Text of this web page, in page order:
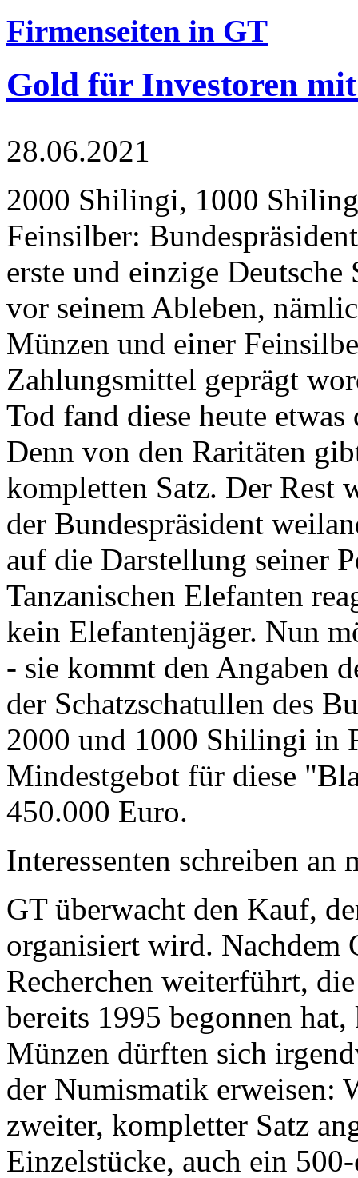
Firmenseiten in GT
Gold für Investoren
28.06.2021
2000 Shilingi, 1000
Feinsilber:
erste und einzige Deutsche
vor seinem Ableben,
Münzen und einer
Zahlungsmittel geprägt
Tod fand diese heute
Denn von den Raritäten
kompletten Satz. Der Rest
der Bundespräsident
auf die Darstellung seiner
Tanzanischen Elefanten
kein Elefantenjäger. Nun
- sie kommt den Angaben
der Schatzschatullen des
2000 und 1000 Shilingi in
Mindestgebot für diese
450.000 Euro.
Interessenten schreiben
GT überwacht den Kauf,
organisiert wird. Nachdem
Recherchen weiterführt,
bereits 1995 begonnen
Münzen dürften sich
der Numismatik erweisen:
zweiter, kompletter Satz
Einzelstücke, auch ein